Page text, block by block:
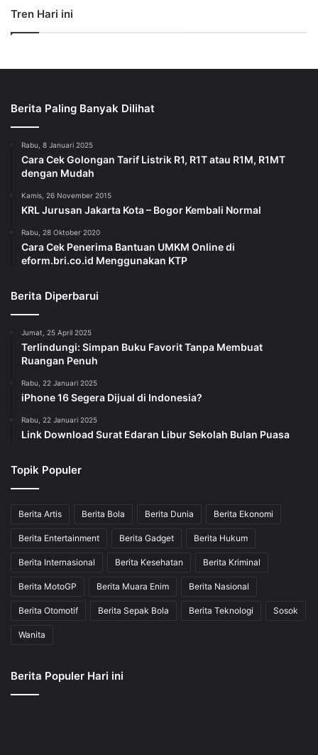
Tren Hari ini
Berita Paling Banyak Dilihat
Rabu, 8 Januari 2025
Cara Cek Golongan Tarif Listrik R1, R1T atau R1M, R1MT
dengan Mudah
Kamis, 26 November 2015
KRL Jurusan Jakarta Kota – Bogor Kembali Normal
Rabu, 28 Oktober 2020
Cara Cek Penerima Bantuan UMKM Online di
eform.bri.co.id Menggunakan KTP
Berita Diperbarui
Jumat, 25 April 2025
Terlindungi: Simpan Buku Favorit Tanpa Membuat
Ruangan Penuh
Rabu, 22 Januari 2025
iPhone 16 Segera Dijual di Indonesia?
Rabu, 22 Januari 2025
Link Download Surat Edaran Libur Sekolah Bulan Puasa
Topik Populer
Berita Artis Berita Bola Berita Dunia Berita Ekonomi
Berita Entertainment Berita Gadget Berita Hukum
Berita Internasional Berita Kesehatan Berita Kriminal
Berita MotoGP Berita Muara Enim Berita Nasional
Berita Otomotif Berita Sepak Bola Berita Teknologi Sosok
Wanita
Berita Populer Hari ini